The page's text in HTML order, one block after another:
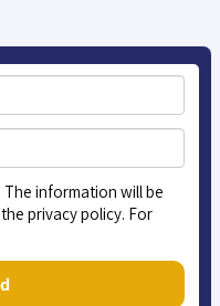
The information will be
privacy policy. For